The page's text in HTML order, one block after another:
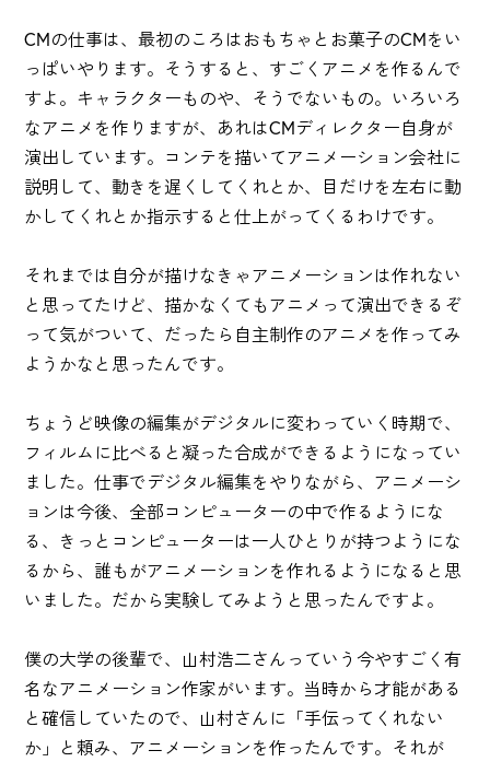
CMの仕事は、最初のころはおもちゃとお菓子のCMをい
っぱいやります。そうすると、すごくアニメを作るんで
すよ。キャラクターものや、そうでないもの。いろいろ
なアニメを作りますが、あれはCMディレクター自身が
演出しています。コンテを描いてアニメーション会社に
説明して、動きを遅くしてくれとか、目だけを左右に動
かしてくれとか指示すると仕上がってくるわけです。
それまでは自分が描けなきゃアニメーションは作れない
と思ってたけど、描かなくてもアニメって演出できるぞ
って気がついて、だったら自主制作のアニメを作ってみ
ようかなと思ったんです。
ちょうど映像の編集がデジタルに変わっていく時期で、
フィルムに比べると凝った合成ができるようになってい
ました。仕事でデジタル編集をやりながら、アニメーシ
ョンは今後、全部コンピューターの中で作るようにな
る、きっとコンピューターは一人ひとりが持つようにな
るから、誰もがアニメーションを作れるようになると思
いました。だから実験してみようと思ったんですよ。
僕の大学の後輩で、山村浩二さんっていう今やすごく有
名なアニメーション作家がいます。当時から才能がある
と確信していたので、山村さんに「手伝ってくれない
か」と頼み、アニメーションを作ったんです。それが